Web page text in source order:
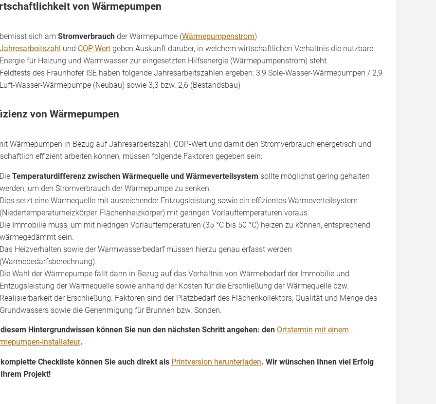
von Wärmepumpen
bemisst sich am Stromverbrauch der Wärmepumpe (Wärmepumpenstrom)
Jahresarbeitszahl und COP-Wert geben Auskunft darüber, in welchem wirtschaftlichen Verhältnis die nutzbare
Energie für Heizung und Warmwasser zur eingesetzten Hilfsenergie (Wärmepumpenstrom) steht
Feldtests des Fraunhofer ISE haben folgende Jahresarbeitszahlen ergeben: 3,9 Sole-Wasser-Wärmepumpen / 2,9
Luft-Wasser-Wärmepumpe (Neubau) sowie 3,3 bzw. 2,6 (Bestandsbau)
von Wärmepumpen
Wärmepumpen in Bezug auf Jahresarbeitszahl, COP-Wert und damit den Stromverbrauch energetisch und
effizient arbeiten können, müssen folgende Faktoren gegeben sein:
Die Temperaturdifferenz zwischen Wärmequelle und Wärmeverteilsystem sollte möglichst gering gehalten
werden, um den Stromverbrauch der Wärmepumpe zu senken.
Dies setzt eine Wärmequelle mit ausreichender Entzugsleistung sowie ein effizientes Wärmeverteilsystem
(Niedertemperaturheizkörper, Flächenheizkörper) mit geringen Vorlauftemperaturen voraus.
Die Immobilie muss, um mit niedrigen Vorlauftemperaturen (35 °C bis 50 °C) heizen zu können, entsprechend
wärmegedämmt sein.
Das Heizverhalten sowie der Warmwasserbedarf müssen hierzu genau erfasst werden
(Wärmebedarfsberechnung).
Die Wahl der Wärmepumpe fällt dann in Bezug auf das Verhältnis von Wärmebedarf der Immobilie und
Entzugsleistung der Wärmequelle sowie anhand der Kosten für die Erschließung der Wärmequelle bzw.
Realisierbarkeit der Erschließung. Faktoren sind der Platzbedarf des Flächenkollektors, Qualität und Menge des
Grundwassers sowie die Genehmigung für Brunnen bzw. Sonden.
Hintergrundwissen können Sie nun den nächsten Schritt angehen: den Ortstermin mit einem
Installateur.
komplette Checkliste können Sie auch direkt als Printversion herunterladen. Wir wünschen Ihnen viel Erfolg
Projekt!